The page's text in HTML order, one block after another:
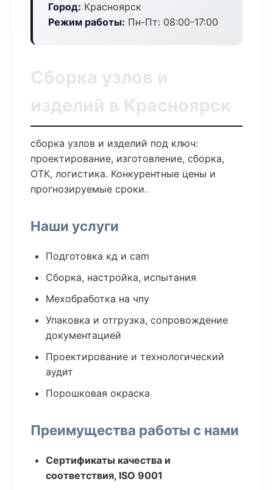
Город: Красноярск
Режим работы: Пн-Пт: 08:00-17:00
Сборка узлов и
изделий в Красноярск
сборка узлов и изделий под ключ:
проектирование, изготовление, сборка,
ОТК, логистика. Конкурентные цены и
прогнозируемые сроки.
Наши услуги
Подготовка кд и cam
Сборка, настройка, испытания
Мехобработка на чпу
Упаковка и отгрузка, сопровождение
документацией
Проектирование и технологический
аудит
Порошковая окраска
Преимущества работы с нами
Сертификаты качества и
соответствия, ISO 9001